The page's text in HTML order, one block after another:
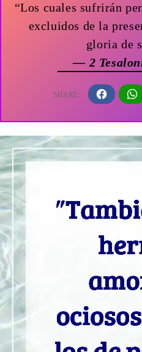
“Los cuales sufrirán
excluidos de la
gloria de
— 2